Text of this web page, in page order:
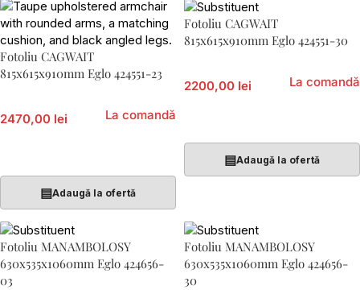
Fotoliu CAGWAIT
815x615x910mm Eglo 424551-23
2470,00 lei La comandă
▤Adaugă la ofertă
Fotoliu CAGWAIT
815x615x910mm Eglo 424551-30
2200,00 lei La comandă
▤Adaugă la ofertă
Fotoliu MANAMBOLOSY
630x535x1060mm Eglo 424656-
03
Fotoliu MANAMBOLOSY
630x535x1060mm Eglo 424656-
30